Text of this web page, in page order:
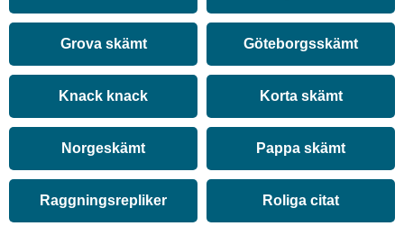
Grova skämt Göteborgsskämt
Knack knack Korta skämt
Norgeskämt Pappa skämt
Raggningsrepliker Roliga citat